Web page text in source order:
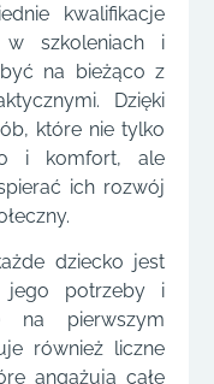
kwalifikacje
w szkoleniach i
na bieżąco z
Dzięki
które nie tylko
i komfort, ale
ich rozwój
dziecko jest
jego potrzeby i
na pierwszym
również liczne
angażują całe